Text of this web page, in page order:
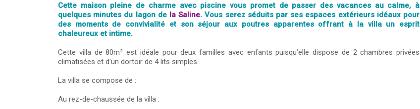
Cette maison pleine de charme avec piscine vous promet de passer des vacances au calme, à
quelques minutes du lagon de la Saline. Vous serez séduits par ses espaces extérieurs idéaux pour
des moments de convivialité et son séjour aux poutres apparentes offrant à la villa un esprit
chaleureux et intime.
Cette villa de 80m² est idéale pour deux familles avec enfants puisqu’elle dispose de 2 chambres privées
climatisées et d’un dortoir de 4 lits simples.
La villa se compose de :
Au rez-de-chaussée de la villa :